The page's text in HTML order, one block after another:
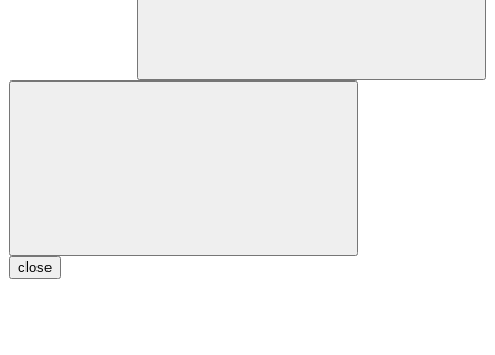
close